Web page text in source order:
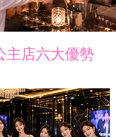
主店六大優勢